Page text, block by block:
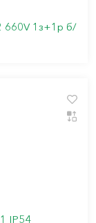
660V 1з+1р б/
IP54